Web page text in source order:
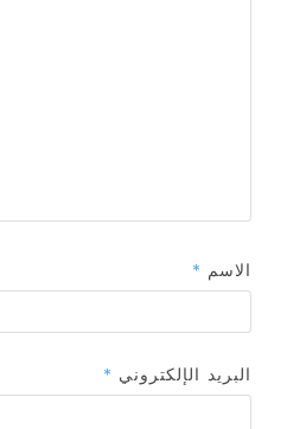
الاسم *
البريد الإلكتروني *